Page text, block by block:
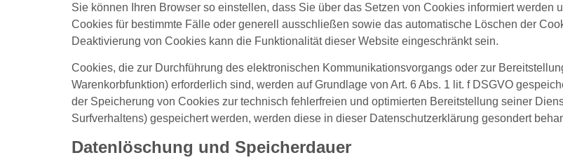
Sie können Ihren Browser so einstellen, dass Sie über das Setzen von Cookies informiert werden
Cookies für bestimmte Fälle oder generell ausschließen sowie das automatische Löschen der
Deaktivierung von Cookies kann die Funktionalität dieser Website eingeschränkt sein.
Cookies, die zur Durchführung des elektronischen Kommunikationsvorgangs oder zur
Warenkorbfunktion) erforderlich sind, werden auf Grundlage von Art. 6 Abs. 1 lit. f DSGVO
der Speicherung von Cookies zur technisch fehlerfreien und optimierten Bereitstellung seiner
Surfverhaltens) gespeichert werden, werden diese in dieser Datenschutzerklärung gesondert
Datenlöschung und Speicherdauer